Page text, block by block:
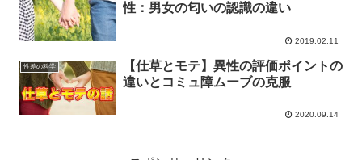
性：男女の匂いの認識の違い
2019.02.11
性差の科学
【仕草とモテ】異性の評価ポイントの
違いとコミュ障ムーブの克服
2020.09.14